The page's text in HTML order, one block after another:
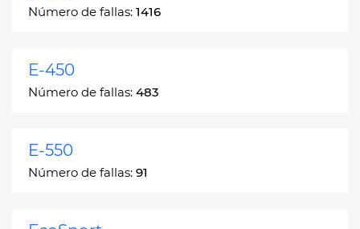
Número de fallas: 1416
E-450
Número de fallas: 483
E-550
Número de fallas: 91